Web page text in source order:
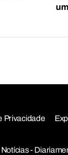
Privacidade
-